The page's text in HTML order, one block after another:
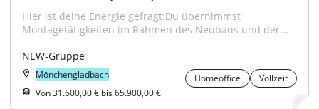
Hier ist deine Energie gefragt:Du übernimmst
Montagetätigkeiten im Rahmen des Neubaus und der...
NEW-Gruppe
Mönchengladbach Homeoffice
Vollzeit
Von 31.600,00 € bis 65.900,00 €